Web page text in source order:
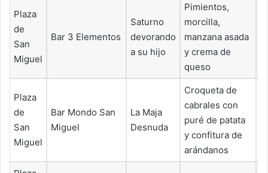
Plaza
de
San
Miguel
Bar 3 Elementos
Saturno
devorando
a su hijo
Pimientos,
morcilla,
manzana asada
y crema de
queso
Plaza
de
San
Miguel
Bar Mondo San
Miguel
La Maja
Desnuda
Croqueta de
cabrales con
puré de patata
y confitura de
arándanos